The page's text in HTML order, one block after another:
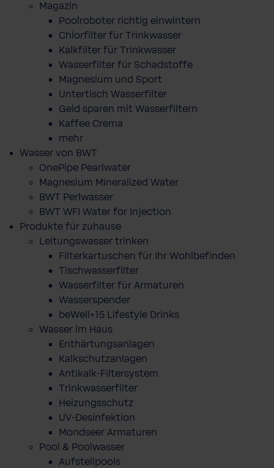
Magazin
Poolroboter richtig einwintern
Chlorfilter für Trinkwasser
Kalkfilter für Trinkwasser
Wasserfilter für Schadstoffe
Magnesium und Sport
Untertisch Wasserfilter
Geld sparen mit Wasserfiltern
Kaffee Crema
mehr
Wasser von BWT
OnePipe Pearlwater
Magnesium Mineralized Water
BWT Perlwasser
BWT WFI Water for Injection
Produkte für zuhause
Leitungswasser trinken
Filterkartuschen für Ihr Wohlbefinden
Tischwasserfilter
Wasserfilter für Armaturen
Wasserspender
beWell+15 Lifestyle Drinks
Wasser im Haus
Enthärtungsanlagen
Kalkschutzanlagen
Antikalk-Filtersystem
Trinkwasserfilter
Heizungsschutz
UV-Desinfektion
Mondseer Armaturen
Pool & Poolwasser
Aufstellpools